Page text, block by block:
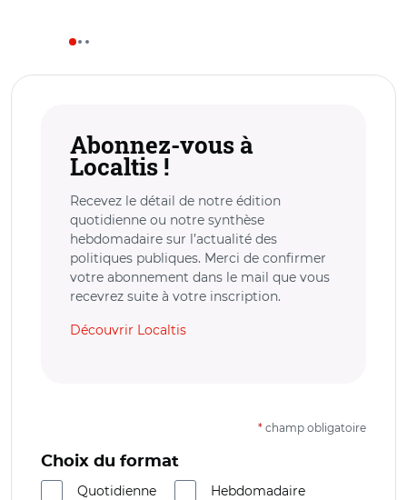
Abonnez-vous à
Localtis !
Recevez le détail de notre édition
quotidienne ou notre synthèse
hebdomadaire sur l’actualité des
politiques publiques. Merci de confirmer
votre abonnement dans le mail que vous
recevrez suite à votre inscription.
Découvrir Localtis
* champ obligatoire
Choix du format
Quotidienne
Hebdomadaire